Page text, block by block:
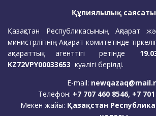
Құпиялылық саясаты
Қазақстан Республикасының Ақпарат
министрлігінің Ақпарат комитетінде
ақпараттық агенттігі ретінде
KZ72VPY00033653 куәлігі берілді.
E-mail:
Телефон: +7 707 460 8546, +7
Мекен жайы: Қазақстан